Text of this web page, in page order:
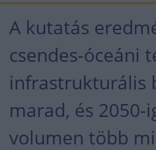
A kutatás
csendes-óceáni
infrastrukturális
marad, és 2050-
volumen több